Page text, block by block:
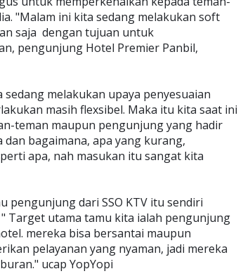
"Malam ini kita sedang melakukan soft
saja dengan tujuan untuk
pengunjung Hotel Premier Panbil,
melakukan upaya penyesuaian
masih flexsibel. Maka itu kita saat ini
teman maupun pengunjung yang hadir
bagaimana, apa yang kurang,
apa, nah masukan itu sangat kita
pengunjung dari SSO KTV itu sendiri
Target utama tamu kita ialah pengunjung
mereka bisa bersantai maupun
pelayanan yang nyaman, jadi mereka
ucap YopYopi